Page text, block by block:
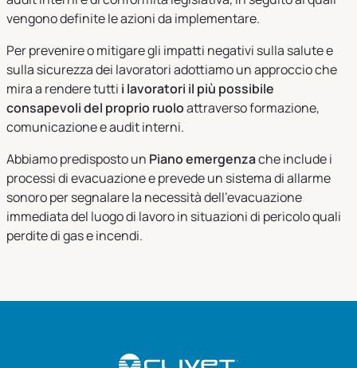
vengono definite le azioni da implementare.
Per prevenire o mitigare gli impatti negativi sulla salute e
sulla sicurezza dei lavoratori adottiamo un approccio che
mira a rendere tutti i lavoratori il più possibile
consapevoli del proprio ruoloattraverso formazione,
comunicazione e audit interni.
Abbiamo predisposto un Piano emergenzache include i
processi di evacuazione e prevede un sistema di allarme
sonoro per segnalare la necessità dell’evacuazione
immediata del luogo di lavoro in situazioni di pericolo quali
perdite di gas e incendi.